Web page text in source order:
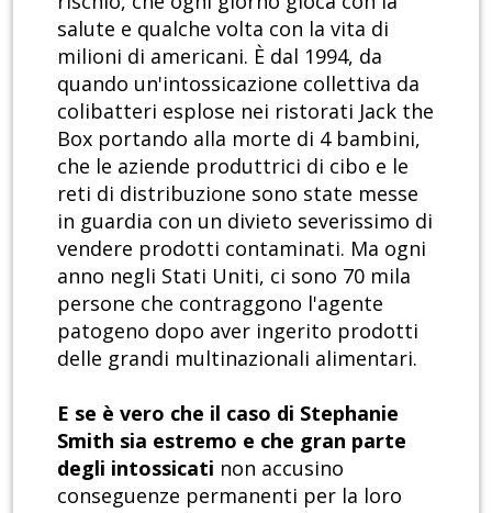
salute e qualche volta con la vita di
milioni di americani. È dal 1994, da
quando un'intossicazione collettiva da
colibatteri esplose nei ristorati Jack the
Box portando alla morte di 4 bambini,
che le aziende produttrici di cibo e le
reti di distribuzione sono state messe
in guardia con un divieto severissimo di
vendere prodotti contaminati. Ma ogni
anno negli Stati Uniti, ci sono 70 mila
persone che contraggono l'agente
patogeno dopo aver ingerito prodotti
delle grandi multinazionali alimentari.
E se è vero che il caso di Stephanie
Smith sia estremo e che gran parte
degli intossicati non accusino
conseguenze permanenti per la loro